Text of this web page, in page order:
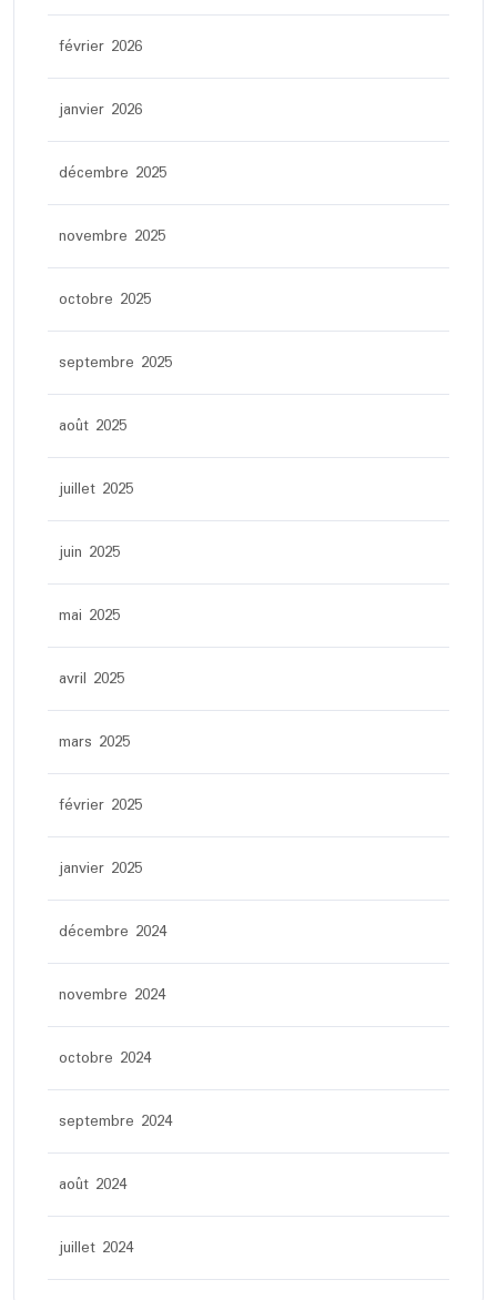
février 2026
janvier 2026
décembre 2025
novembre 2025
octobre 2025
septembre 2025
août 2025
juillet 2025
juin 2025
mai 2025
avril 2025
mars 2025
février 2025
janvier 2025
décembre 2024
novembre 2024
octobre 2024
septembre 2024
août 2024
juillet 2024